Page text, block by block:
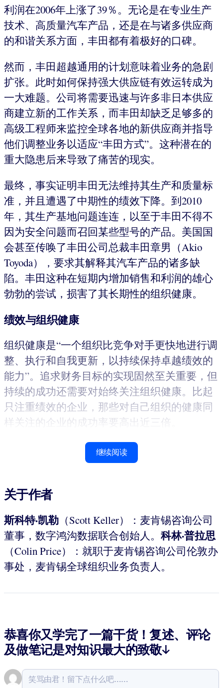
利润在2006年上涨了39％。无论是在专业生产
技术、高质量汽车产品，还是在与诸多供应商
的和谐关系方面，丰田都有着极好的口碑。
然而，丰田超越通用的计划意味着业务的急剧
扩张。此时如何保持强大供应链有效运转成为
一大难题。公司将需要迅速与许多非日本供应
商建立新的工作关系，而丰田却缺乏足够多的
高级工程师来监控全球各地的新供应商并指导
他们调整业务以适应“丰田方式”。这种潜在的
重大隐患后来导致了痛苦的现实。
最终，事实证明丰田无法维持其生产和质量标
准，并且遭遇了中期性的绩效下降。到2010
年，其生产基地问题连连，以至于丰田不得不
因为安全问题而召回某些型号的产品。美国国
会甚至传唤了丰田公司总裁丰田章男（Akio
Toyoda），要求其解释其汽车产品的诸多缺
陷。丰田这种在短期内增加销售和利润的雄心
勃勃的尝试，损害了其长期性的组织健康。
绩效与组织健康
组织健康是“一个组织比竞争对手更快地进行调
整、执行和自我更新，以持续保持卓越绩效的
能力”。追求财务目标的实现固然至关重要，但
持续的成功还需要对始终关注组织健康。比起
只注重绩效的企业，那些对自己组织的健康同
样关注的企业的成功率要高出近三倍。
继续阅读
关于作者
斯科特·凯勒 （Scott Keller）：麦肯锡咨询公司
董事，数字鸿沟数据联合创始人。 科林·普拉思
（Colin Price）：就职于麦肯锡咨询公司伦敦办
事处，麦肯锡全球组织业务负责人。
恭喜你又学完了一篇干货！复述、评论
及做笔记是对知识最大的致敬↓